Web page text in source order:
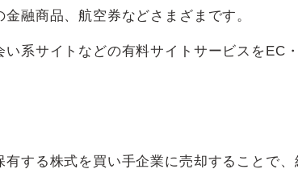
融商品、航空券などさまざまです。
系サイトなどの有料サイトサービスをEC
する株式を買い手企業に売却することで、